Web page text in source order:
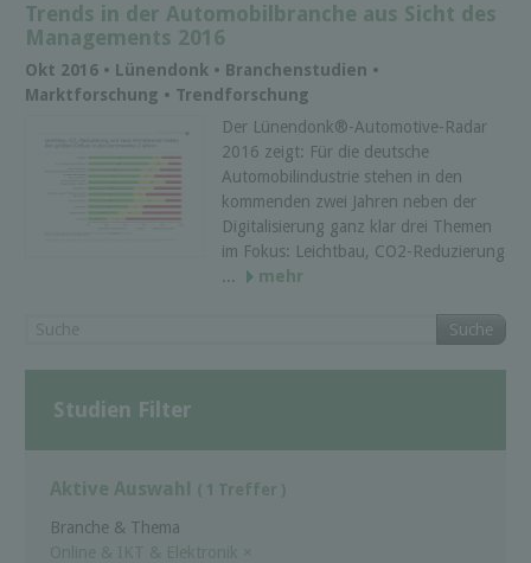
Trends in der Automobilbranche aus Sicht des
Managements 2016
Okt 2016 • Lünendonk • Branchenstudien •
Marktforschung • Trendforschung
Der Lünendonk®-Automotive-Radar
2016 zeigt: Für die deutsche
Automobilindustrie stehen in den
kommenden zwei Jahren neben der
Digitalisierung ganz klar drei Themen
im Fokus: Leichtbau, CO2-Reduzierung
...
mehr
Suche
Studien Filter
Aktive Auswahl ( 1 Treffer )
Branche & Thema
Online & IKT & Elektronik ×